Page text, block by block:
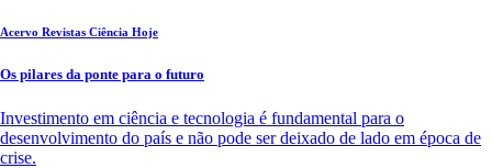
Acervo Revistas Ciência Hoje
Os pilares da ponte para o futuro
Investimento em ciência e tecnologia é fundamental para o
desenvolvimento do país e não pode ser deixado de lado em época de
crise.